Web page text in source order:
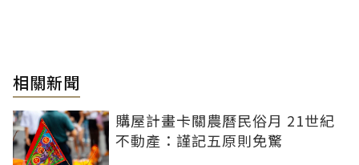
相關新聞
購屋計畫卡關農曆民俗月 21世紀
不動產：謹記五原則免驚